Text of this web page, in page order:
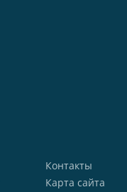
Контакты
Карта сайта